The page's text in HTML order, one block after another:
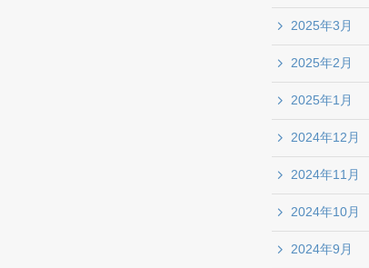
2025年3月
2025年2月
2025年1月
2024年12月
2024年11月
2024年10月
2024年9月